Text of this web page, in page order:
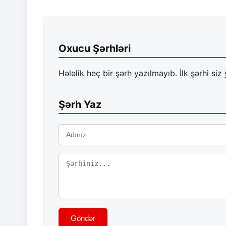
Oxucu Şərhləri
Hələlik heç bir şərh yazılmayıb. İlk şərhi siz
Şərh Yaz
Göndər